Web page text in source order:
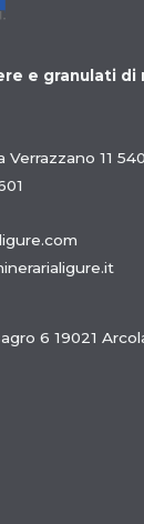
e granulati di
Verrazzano 11
6 19021